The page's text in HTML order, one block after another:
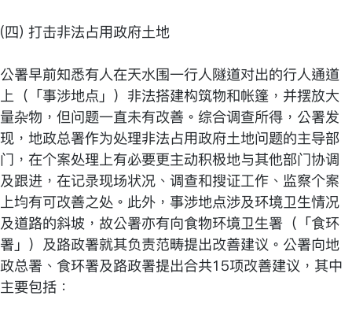
(四) 打击非法占用政府土地
公署早前知悉有人在天水围一行人隧道对出的行人通道
上（「事涉地点」）非法搭建构筑物和帐篷，并摆放大
量杂物，但问题一直未有改善。综合调查所得，公署发
现，地政总署作为处理非法占用政府土地问题的主导部
门，在个案处理上有必要更主动积极地与其他部门协调
及跟进，在记录现场状况、调查和搜证工作、监察个案
上均有可改善之处。此外，事涉地点涉及环境卫生情况
及道路的斜坡，故公署亦有向食物环境卫生署（「食环
署」）及路政署就其负责范畴提出改善建议。公署向地
政总署、食环署及路政署提出合共15项改善建议，其中
主要包括：